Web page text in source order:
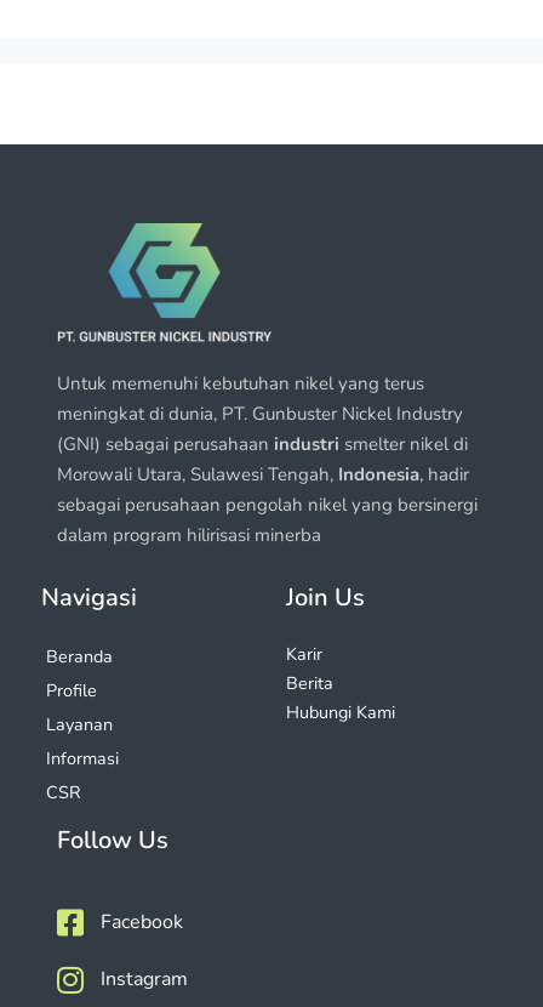
Untuk memenuhi kebutuhan nikel yang terus
meningkat di dunia, PT. Gunbuster Nickel Industry
(GNI) sebagai perusahaan industri smelter nikel di
Morowali Utara, Sulawesi Tengah, Indonesia, hadir
sebagai perusahaan pengolah nikel yang bersinergi
dalam program hilirisasi minerba
Navigasi
Beranda
Profile
Layanan
Informasi
CSR
Join Us
Karir
Berita
Hubungi Kami
Follow Us
Facebook
Instagram